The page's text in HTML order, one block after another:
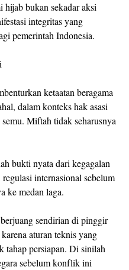
bukan sekadar aksi
integritas yang
pemerintah Indonesia.
ketaatan beragama
dalam konteks hak asasi
Miftah tidak seharusnya
bukti nyata dari kegagalan
internasional sebelum
ke medan laga.
sendirian di pinggir
aturan teknis yang
tahap persiapan. Di sinilah
sebelum konflik ini